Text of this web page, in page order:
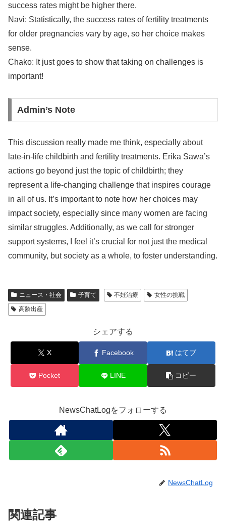
success rates might be higher there.
Navi: Statistically, the success rates of fertility treatments
for older pregnancies vary by age, so her choice makes
sense.
Chako: It just goes to show that taking on challenges is
important!
Admin’s Note
This discussion really made me think, especially about
late-in-life childbirth and fertility treatments. Erika Sawa’s
actions go beyond just the topic of childbirth; they
represent a life-changing challenge that inspires courage
in all of us. It’s important to note how her choices may
impact society, especially since many women are facing
similar struggles. Additionally, as we call for stronger
support systems, I feel it’s crucial for not just the medical
community, but society as a whole, to foster understanding.
ニュース・社会 子育て 不妊治療
女性の挑戦
高齢出産
シェアする
X Facebook はてブ
Pocket LINE コピー
NewsChatLogをフォローする
NewsChatLog
関連記事